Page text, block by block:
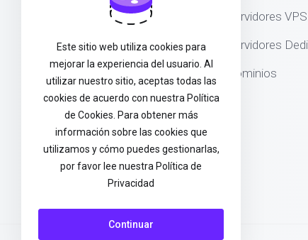
Ohz Digital SL - B56646771
García Salazar 2, Bilbao (48003)
España
Servidores VPS
Servidores
Dominios
Este sitio web utiliza cookies para
mejorar la experiencia del usuario. Al
utilizar nuestro sitio, aceptas todas las
cookies de acuerdo con nuestra Política
de Cookies. Para obtener más
información sobre las cookies que
utilizamos y cómo puedes gestionarlas,
por favor lee nuestra Política de
Privacidad
Continuar